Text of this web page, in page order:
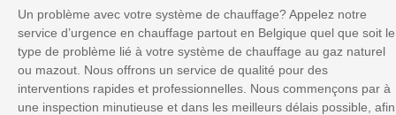
Un problème avec votre système de chauffage? Appelez notre
service d’urgence en chauffage partout en Belgique quel que soit le
type de problème lié à votre système de chauffage au gaz naturel
ou mazout. Nous offrons un service de qualité pour des
interventions rapides et professionnelles. Nous commençons par à
une inspection minutieuse et dans les meilleurs délais possible, afin